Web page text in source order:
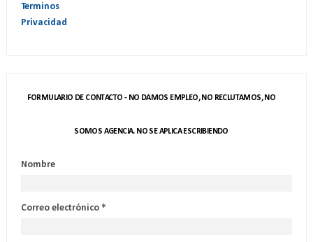
Terminos
Privacidad
FORMULARIO DE CONTACTO - NO DAMOS EMPLEO, NO RECLUTAMOS, NO
SOMOS AGENCIA. NO SE APLICA ESCRIBIENDO
Nombre
Correo electrónico *